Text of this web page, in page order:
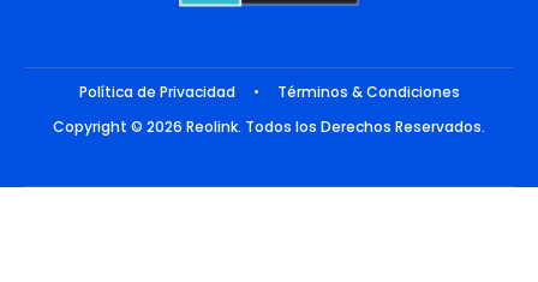
Política de Privacidad •
Términos & Condiciones
Copyright © 2026 Reolink. Todos los Derechos Reservados.